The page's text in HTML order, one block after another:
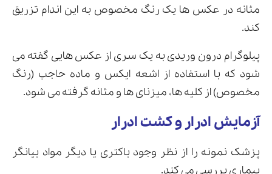
مثانه در عکس ها یک رنگ مخصوص به این اندام تزریق
کند.
پیلوگرام درون وریدی به یک سری از عکس هایی گفته می
شود که با استفاده از اشعه ایکس و ماده حاجب (رنگ
مخصوص) از کلیه ها، میزنای ها و مثانه گرفته می شود.
آزمایش ادرار و کشت ادرار
پزشک نمونه را از نظر وجود باکتری یا دیگر مواد بیانگر
بیماری بررسی می کند.